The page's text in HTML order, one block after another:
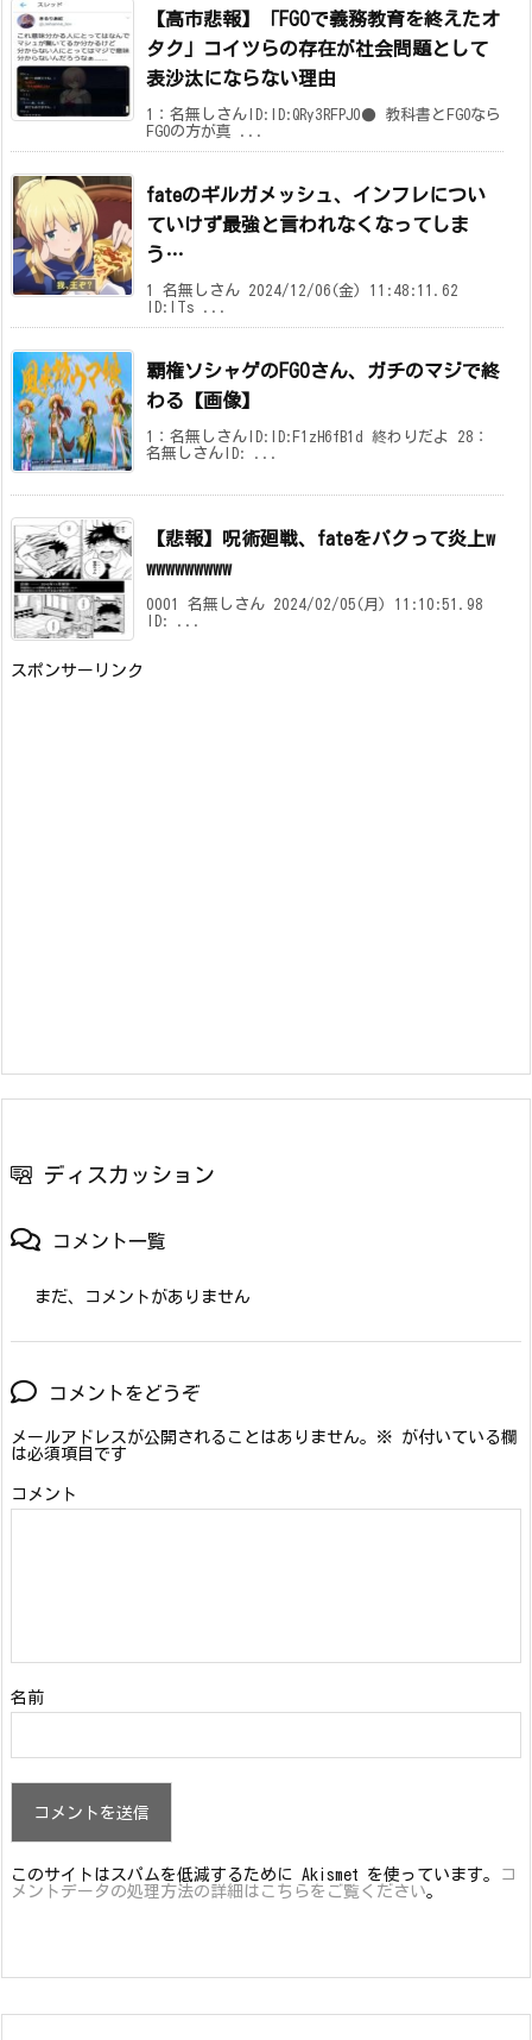
【高市悲報】「FGOで義務教育を終えたオ
タク」コイツらの存在が社会問題として
表沙汰にならない理由
1：名無しさんID:ID:QRy3RFPJ0● 教科書とFGOなら
FGOの方が真 ...
fateのギルガメッシュ、インフレについ
ていけず最強と言われなくなってしま
う…
1 名無しさん 2024/12/06(金) 11:48:11.62
ID:ITs ...
覇権ソシャゲのFGOさん、ガチのマジで終
わる【画像】
1：名無しさんID:ID:F1zH6fB1d 終わりだよ 28：
名無しさんID: ...
【悲報】呪術廻戦、fateをパクって炎上w
wwwwwwwww
0001 名無しさん 2024/02/05(月) 11:10:51.98
ID: ...
スポンサーリンク
ディスカッション
コメント一覧
まだ、コメントがありません
コメントをどうぞ
メールアドレスが公開されることはありません。 ※ が付いている欄
は必須項目です
コメント
名前
このサイトはスパムを低減するために Akismet を使っています。
コ
メントデータの処理方法の詳細はこちらをご覧ください。